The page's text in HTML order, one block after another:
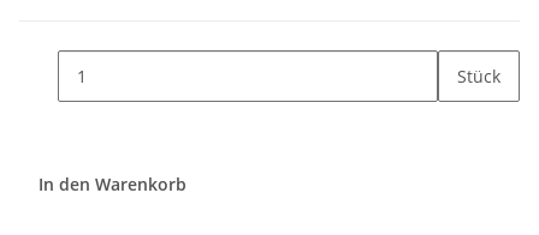
Stück
In den Warenkorb